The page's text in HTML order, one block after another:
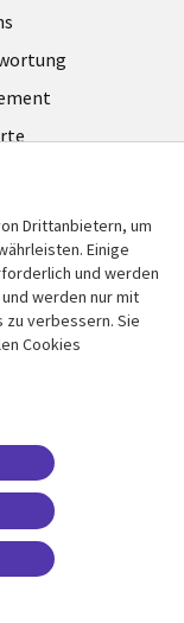
Hinweise
Drittanbietern, um
Einige
und werden
werden nur mit
verbessern. Sie
Cookies